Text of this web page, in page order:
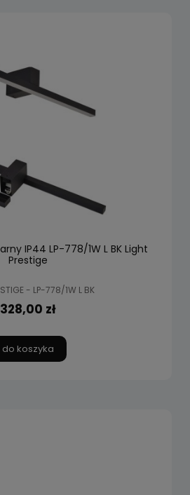
IP44 LP-778/1W L BK Light
Prestige
- LP-778/1W L BK
328,00 zł
do koszyka